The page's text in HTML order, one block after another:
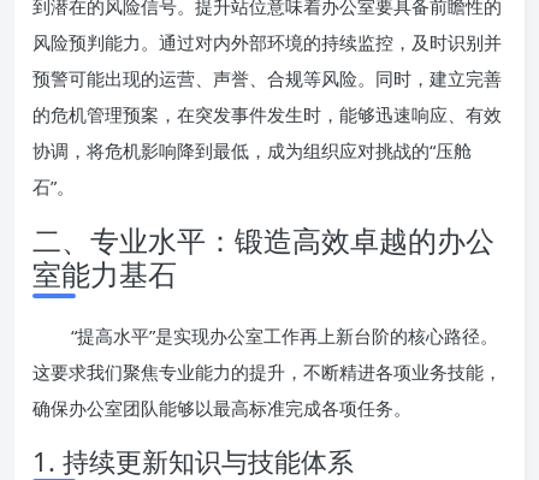
到潜在的风险信号。提升站位意味着办公室要具备前瞻性的
风险预判能力。通过对内外部环境的持续监控，及时识别并
预警可能出现的运营、声誉、合规等风险。同时，建立完善
的危机管理预案，在突发事件发生时，能够迅速响应、有效
协调，将危机影响降到最低，成为组织应对挑战的“压舱
石”。
二、专业水平：锻造高效卓越的办公
室能力基石
“提高水平”是实现办公室工作再上新台阶的核心路径。
这要求我们聚焦专业能力的提升，不断精进各项业务技能，
确保办公室团队能够以最高标准完成各项任务。
1. 持续更新知识与技能体系